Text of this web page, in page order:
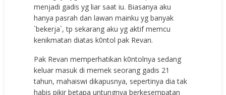
menjadi gadis yg liar saat iu. Biasanya aku
hanya pasrah dan lawan mainku yg banyak
`bekerja`, tp sekarang aku yg aktif memcu
kenikmatan diatas k0ntol pak Revan.
Pak Revan memperhatikan k0ntolnya sedang
keluar masuk di memek seorang gadis 21
tahun, mahaiswi dikapusnya, sepertinya dia tak
habis pikir betapa untungnya berkesempatan